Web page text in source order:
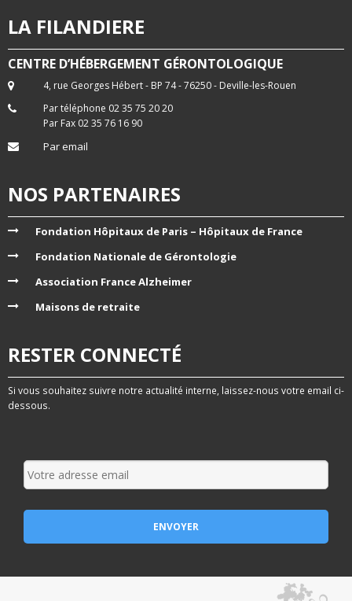
LA FILANDIERE
CENTRE D’HÉBERGEMENT GÉRONTOLOGIQUE
4, rue Georges Hébert - BP 74 - 76250 - Deville-les-Rouen
Par téléphone 02 35 75 20 20
Par Fax 02 35 76 16 90
Par email
NOS PARTENAIRES
Fondation Hôpitaux de Paris – Hôpitaux de France
Fondation Nationale de Gérontologie
Association France Alzheimer
Maisons de retraite
RESTER CONNECTÉ
Si vous souhaitez suivre notre actualité interne, laissez-nous votre email ci-
dessous.